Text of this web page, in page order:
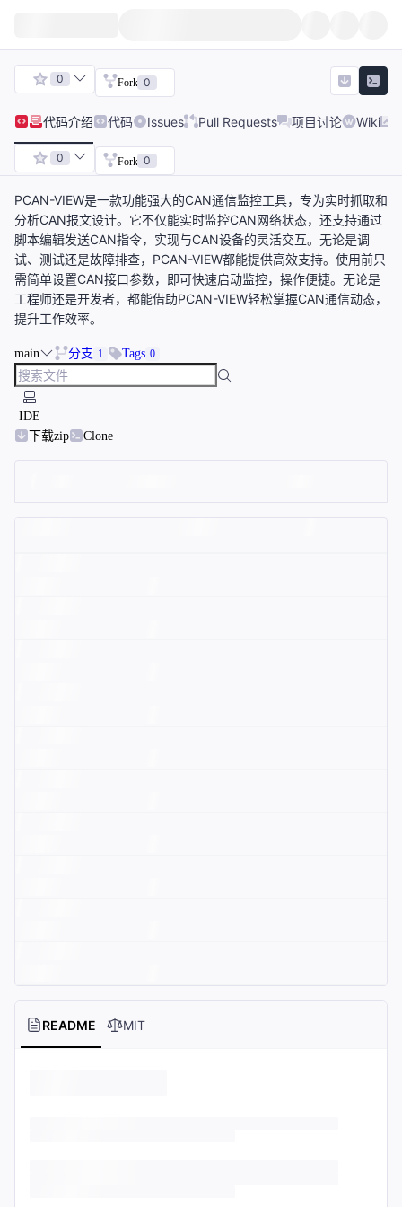
0 Fork 0
代码介绍 代码 Issues Pull Requests 项目讨论 Wiki
0 Fork 0
PCAN-VIEW是一款功能强大的CAN通信监控工具，专为实时抓取和
分析CAN报文设计。它不仅能实时监控CAN网络状态，还支持通过
脚本编辑发送CAN指令，实现与CAN设备的灵活交互。无论是调
试、测试还是故障排查，PCAN-VIEW都能提供高效支持。使用前只
需简单设置CAN接口参数，即可快速启动监控，操作便捷。无论是
工程师还是开发者，都能借助PCAN-VIEW轻松掌握CAN通信动态，
提升工作效率。
main 分支 1 Tags 0
IDE
下载zip
Clone
README MIT